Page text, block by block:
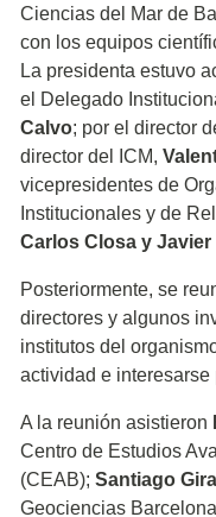
Ciencias del Mar de
con los equipos
La presidenta estuvo
el Delegado
Calvo; por el director
director del ICM,
vicepresidentes de
Institucionales y de
Carlos Closa y Javier
Posteriormente, se
directores y algunos
institutos del
actividad e interesarse
A la reunión asistieron
Centro de Estudios
(CEAB); Santiago
Geociencias